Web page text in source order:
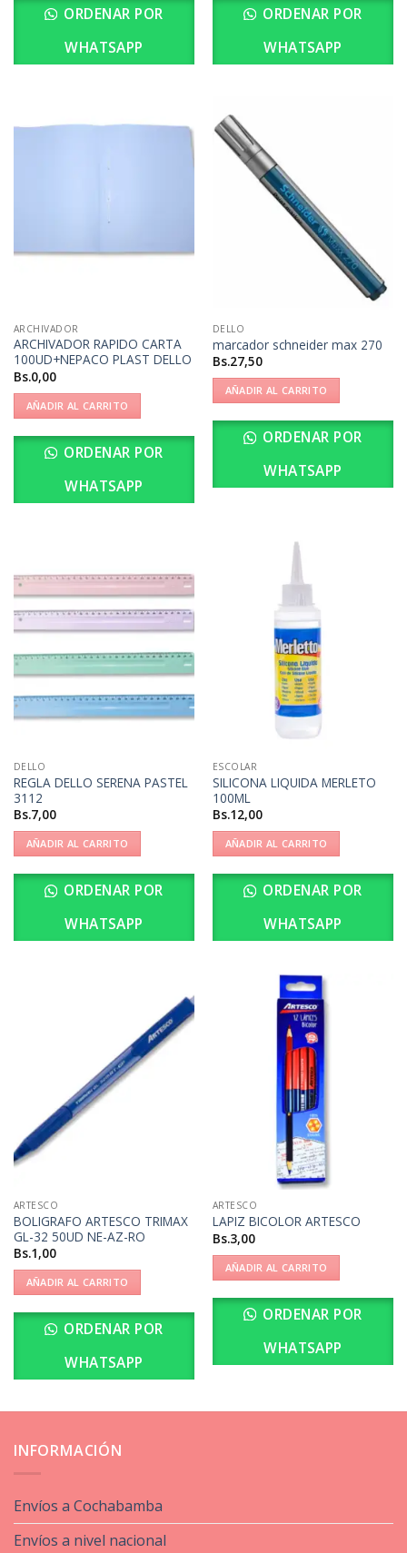
ORDENAR POR
WHATSAPP
ORDENAR POR
WHATSAPP
ARCHIVADOR
ARCHIVADOR RAPIDO CARTA
100UD+NEPACO PLAST DELLO
Bs.0,00
AÑADIR AL CARRITO
ORDENAR POR
WHATSAPP
DELLO
marcador schneider max 270
Bs.27,50
AÑADIR AL CARRITO
ORDENAR POR
WHATSAPP
DELLO
REGLA DELLO SERENA PASTEL
3112
Bs.7,00
AÑADIR AL CARRITO
ORDENAR POR
WHATSAPP
ESCOLAR
SILICONA LIQUIDA MERLETO
100ML
Bs.12,00
AÑADIR AL CARRITO
ORDENAR POR
WHATSAPP
ARTESCO
BOLIGRAFO ARTESCO TRIMAX
GL-32 50UD NE-AZ-RO
Bs.1,00
AÑADIR AL CARRITO
ORDENAR POR
WHATSAPP
ARTESCO
LAPIZ BICOLOR ARTESCO
Bs.3,00
AÑADIR AL CARRITO
ORDENAR POR
WHATSAPP
INFORMACIÓN
Envíos a Cochabamba
Envíos a nivel nacional